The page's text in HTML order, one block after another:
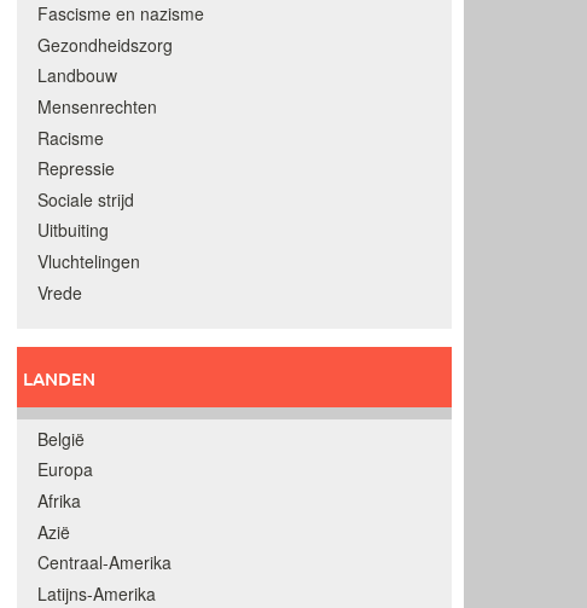
Fascisme en nazisme
Gezondheidszorg
Landbouw
Mensenrechten
Racisme
Repressie
Sociale strijd
Uitbuiting
Vluchtelingen
Vrede
LANDEN
België
Europa
Afrika
Azië
Centraal-Amerika
Latijns-Amerika